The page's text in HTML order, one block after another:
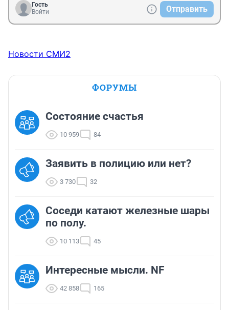
Гость
Войти
Отправить
Новости СМИ2
ФОРУМЫ
Состояние счастья
10 959 84
Заявить в полицию или нет?
3 730 32
Соседи катают железные шары
по полу.
10 113 45
Интересные мысли. NF
42 858 165